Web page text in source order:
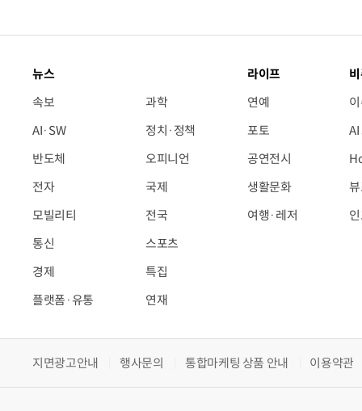
뉴스
속보
AI·SW
반도체
전자
모빌리티
통신
경제
플랫폼·유통
과학
정치·정책
오피니언
국제
전국
스포츠
특집
연재
라이프
연예
포토
공연전시
생활문화
여행·레저
지면광고안내 행사문의 통합마케팅 상품 안내 이용약관